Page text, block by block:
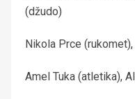
(džudo)
Nikola Prce
Amel Tuka (atletika),